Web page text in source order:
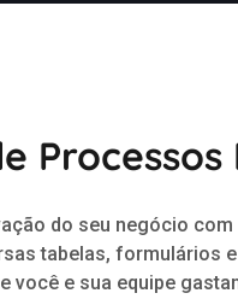
do seu negócio com
tabelas, formulários e
você e sua equipe